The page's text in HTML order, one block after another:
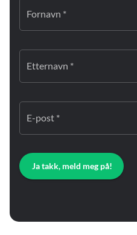
Fornavn *
Etternavn *
E-post *
Ja takk, meld meg på!